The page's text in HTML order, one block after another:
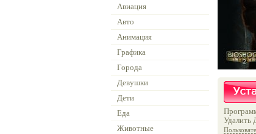
Авиация
Авто
Анимация
Графика
Города
Девушки
Дети
Еда
Животные
Удалить